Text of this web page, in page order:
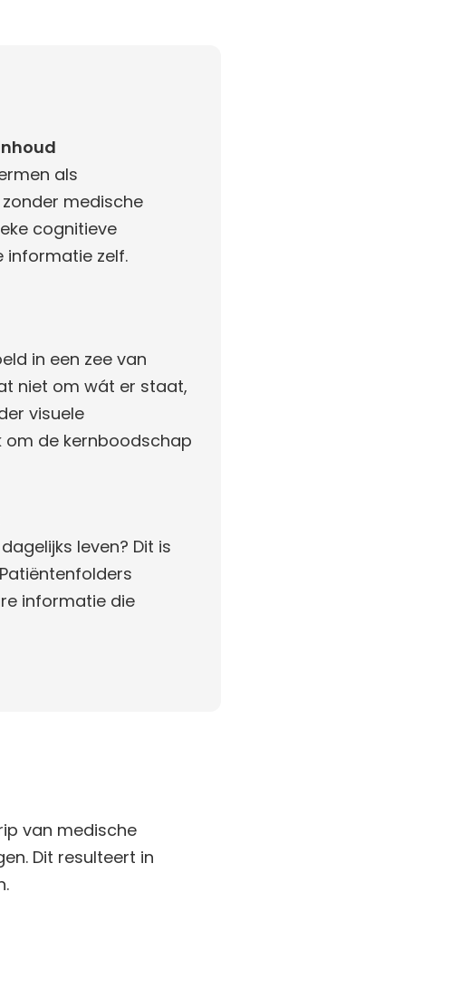
als
zonder medische
cognitieve
informatie zelf.
in een zee van
niet om wát er staat,
visuele
om de kernboodschap
leven? Dit is
informatie die
van medische
Dit resulteert in